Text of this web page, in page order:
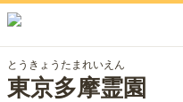
とうきょうたまれいえん
東京多摩霊園